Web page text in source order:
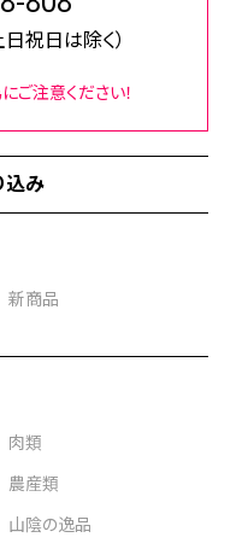
込み
新商品
肉類
農産類
山陰の逸品
日祝日は除く）
注意ください！